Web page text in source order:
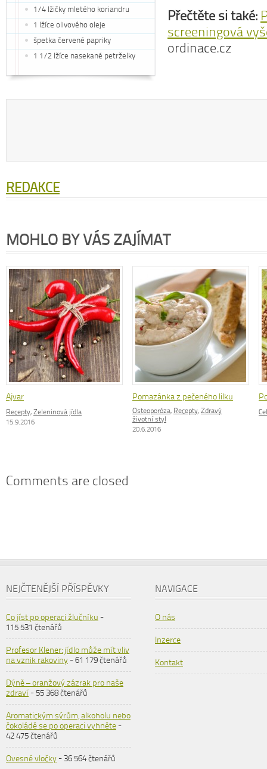
1/4 lžičky mletého koriandru
1 lžíce olivového oleje
špetka červené papriky
1 1/2 lžíce nasekané petrželky
Přečtěte si také:
screeningová
ordinace.cz
REDAKCE
MOHLO BY VÁS ZAJÍMAT
Ajvar
Recepty, Zeleninová jídla
15.9.2016
Pomazánka z pečeného lilku
Osteoporóza, Recepty, Zdravý
životní styl
20.6.2016
Comments are closed
NEJČTENĚJŠÍ PŘÍSPĚVKY
Co jíst po operaci žlučníku -
115 531 čtenářů
Profesor Klener: jídlo může mít vliv
na vznik rakoviny- 61 179 čtenářů
Dýně – oranžový zázrak pro naše
zdraví- 55 368 čtenářů
Aromatickým sýrům, alkoholu nebo
čokoládě se po operaci vyhněte-
42 475 čtenářů
Ovesné vločky- 36 564 čtenářů
NAVIGACE
O nás
Inzerce
Kontakt